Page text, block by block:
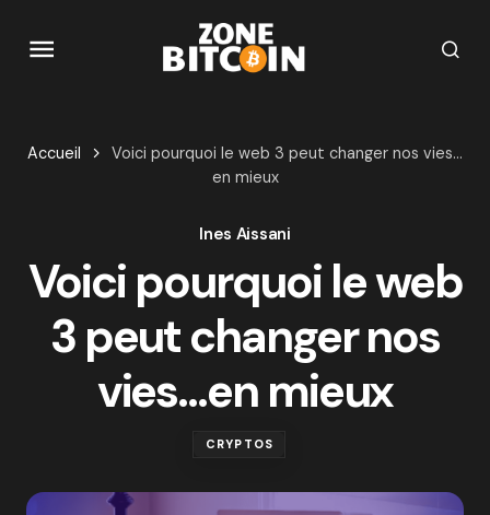
Accueil
Voici pourquoi le web 3 peut changer nos vies…
en mieux
Ines Aissani
Voici pourquoi le web
3 peut changer nos
vies…en mieux
CRYPTOS